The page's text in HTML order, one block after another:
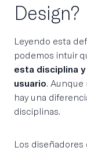
Design?
Leyendo esta
podemos intuir
esta disciplina
usuario.
hay una
disciplinas.
Los diseñadores